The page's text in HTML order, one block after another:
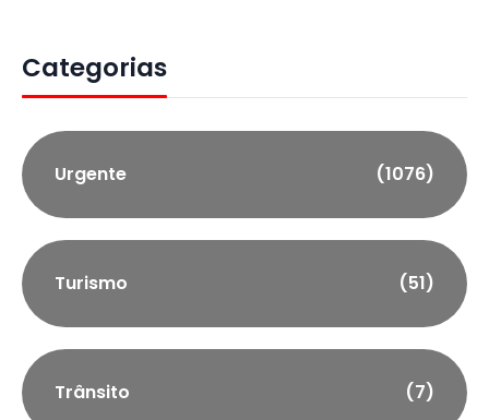
Categorias
Urgente (1076)
Turismo (51)
Trânsito (7)